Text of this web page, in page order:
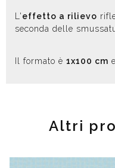
L'effetto a rilievo
seconda delle
Il formato è 1x100 cm e
Altri